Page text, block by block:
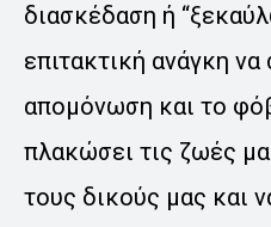
διασκέδαση ή
επιτακτική ανάγκη
απομόνωση και το
πλακώσει τις ζωές
τους δικούς μας και